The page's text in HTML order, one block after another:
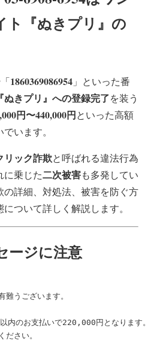
ト『ぬきプリ』の
1860369086954 」といった番
ぬきプリ』への登録完了を装う
円〜440,000円といった高額
います。
リック詐欺と呼ばれる違法行為
に乗じた二次被害も多発してい
の詳細、対処法、被害を防ぐ方
ついて詳しく解説します。
ージに注意
難うございます。
内のお支払いで220,000円となります
ださい。